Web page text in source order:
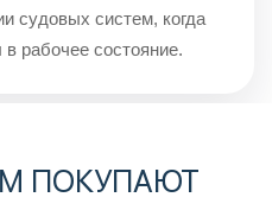
судовых систем, когда
рабочее состояние.
ПОКУПАЮТ